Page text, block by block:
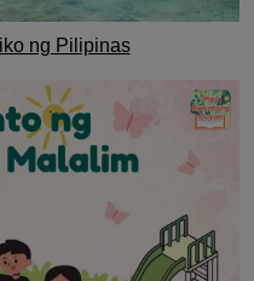
ng Pilipinas